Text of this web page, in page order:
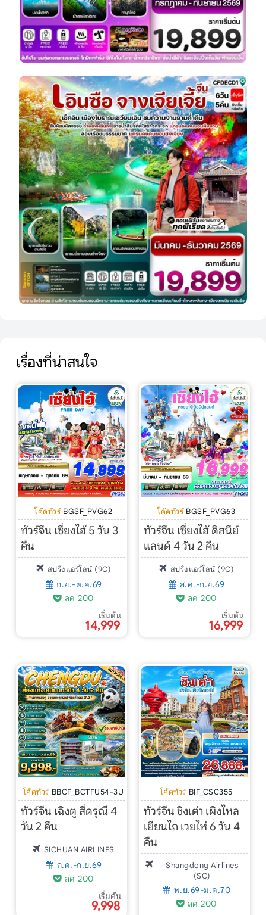
เรื่องที่น่าสนใจ
โค้ดทัวร์ BGSF_PVG62
ทัวร์จีน เซี่ยงไฮ้ 5 วัน 3
คืน
สปริงแอร์ไลน์ (9C)
ก.ย.-ต.ค.69
ลด 200
เริ่มต้น
14,999
โค้ดทัวร์ BGSF_PVG63
ทัวร์จีน เซี่ยงไฮ้ ดิสนีย์
แลนด์ 4 วัน 2 คืน
สปริงแอร์ไลน์ (9C)
ส.ค.-ก.ย.69
ลด 200
เริ่มต้น
16,999
โค้ดทัวร์ BBCF_BCTFU54-3U
ทัวร์จีน เฉิงตู สี่ดรุณี 4
วัน 2 คืน
SICHUAN AIRLINES
ก.ค.-ก.ย.69
ลด 200
เริ่มต้น
9,998
โค้ดทัวร์ BIF_CSC355
ทัวร์จีน ชิงเต่า เผิงไหล
เยียนไถ เวยไห่ 6 วัน 4
คืน
Shangdong Airlines
(SC)
พ.ย.69-ม.ค.70
ลด 200